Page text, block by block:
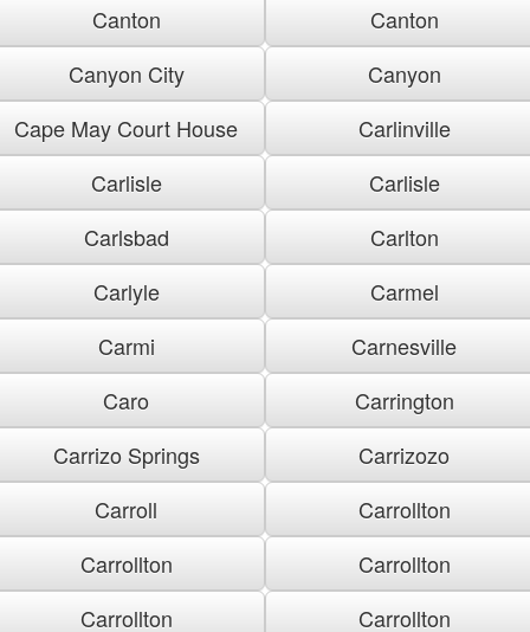
Canton
Canton
Canyon City
Canyon
Cape May Court House
Carlinville
Carlisle
Carlisle
Carlsbad
Carlton
Carlyle
Carmel
Carmi
Carnesville
Caro
Carrington
Carrizo Springs
Carrizozo
Carroll
Carrollton
Carrollton
Carrollton
Carrollton
Carrollton